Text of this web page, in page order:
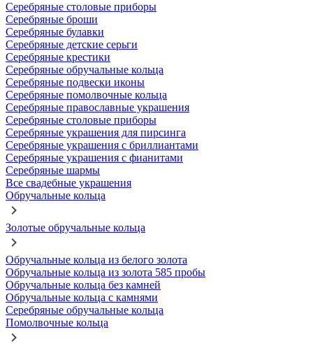
Серебряные столовые приборы
Серебряные броши
Серебряные булавки
Серебряные детские серьги
Серебряные крестики
Серебряные обручальные кольца
Серебряные подвески иконы
Серебряные помолвочные кольца
Серебряные православные украшения
Серебряные столовые приборы
Серебряные украшения для пирсинга
Серебряные украшения с бриллиантами
Серебряные украшения с фианитами
Серебряные шармы
Все свадебные украшения
Обручальные кольца
Золотые обручальные кольца
Обручальные кольца из белого золота
Обручальные кольца из золота 585 пробы
Обручальные кольца без камней
Обручальные кольца с камнями
Серебряные обручальные кольца
Помолвочные кольца